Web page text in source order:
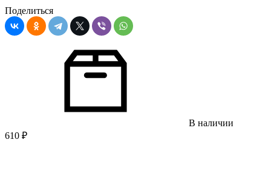
Поделиться
В наличии
610 ₽